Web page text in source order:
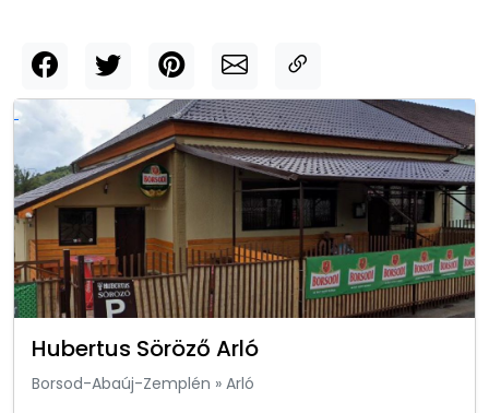
Hubertus Söröző Arló
Borsod-Abaúj-Zemplén » Arló